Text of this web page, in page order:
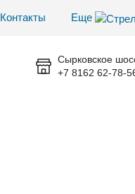
Контакты Еще
Сырковское
+7 8162 62-78-